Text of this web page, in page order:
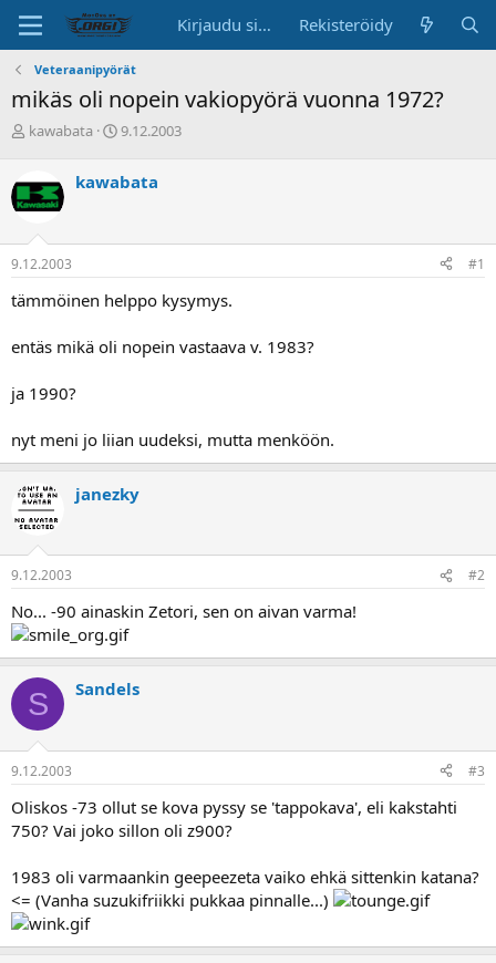
Kirjaudu sisään Rekisteröidy
Veteraanipyörät
mikäs oli nopein vakiopyörä vuonna 1972?
K
k
u
t
e
u
a
o
t
a
j
a
kawabata
A
i
s
i
ä
9.12.2003
kawabata
9.12.2003 #1
tämmöinen helppo kysymys.
entäs mikä oli nopein vastaava v. 1983?
ja 1990?
nyt meni jo liian uudeksi, mutta menköön.
janezky
9.12.2003 #2
No... -90 ainaskin Zetori, sen on aivan varma!
S Sandels
9.12.2003 #3
Oliskos -73 ollut se kova pyssy se 'tappokava', eli kakstahti
750? Vai joko sillon oli z900?
1983 oli varmaankin geepeezeta vaiko ehkä sittenkin katana?
<= (Vanha suzukifriikki pukkaa pinnalle...)